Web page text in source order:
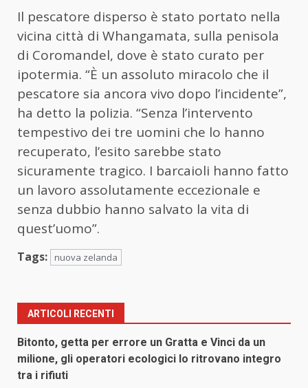
Il pescatore disperso è stato portato nella
vicina città di Whangamata, sulla penisola
di Coromandel, dove è stato curato per
ipotermia. “È un assoluto miracolo che il
pescatore sia ancora vivo dopo l’incidente”,
ha detto la polizia. “Senza l’intervento
tempestivo dei tre uomini che lo hanno
recuperato, l’esito sarebbe stato
sicuramente tragico. I barcaioli hanno fatto
un lavoro assolutamente eccezionale e
senza dubbio hanno salvato la vita di
quest’uomo”.
Tags: nuova zelanda
ARTICOLI RECENTI
Bitonto, getta per errore un Gratta e Vinci da un
milione, gli operatori ecologici lo ritrovano integro
tra i rifiuti